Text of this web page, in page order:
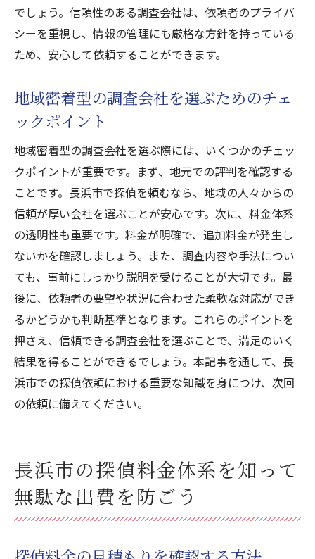
でしょう。信頼性のある調査会社は、依頼者のプライバ
シーを重視し、情報の管理にも厳格な方針を持っている
ため、安心して依頼することができます。
地域密着型の調査会社を選ぶためのチェ
ックポイント
地域密着型の調査会社を選ぶ際には、いくつかのチェッ
クポイントが重要です。まず、地元での評判を確認する
ことです。長浜市で探偵を頼むなら、地域の人々からの
信頼が厚い会社を選ぶことが安心です。次に、料金体系
の透明性も重要です。料金が明確で、追加料金が発生し
ないかを確認しましょう。また、調査内容や手法につい
ても、事前にしっかり説明を受けることが大切です。最
後に、依頼者の要望や状況に合わせた柔軟な対応ができ
るかどうかも判断基準となります。これらのポイントを
押さえ、信頼できる調査会社を選ぶことで、満足のいく
結果を得ることができるでしょう。本記事を通して、長
浜市での探偵依頼における重要な知識を身につけ、次回
の依頼に備えてください。
長浜市の探偵料金体系を知って
無駄な出費を防ごう